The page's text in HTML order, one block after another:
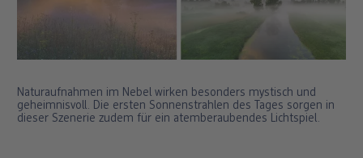
Naturaufnahmen im Nebel wirken besonders mystisch und
geheimnisvoll. Die ersten Sonnenstrahlen des Tages sorgen in
dieser Szenerie zudem für ein atemberaubendes Lichtspiel.